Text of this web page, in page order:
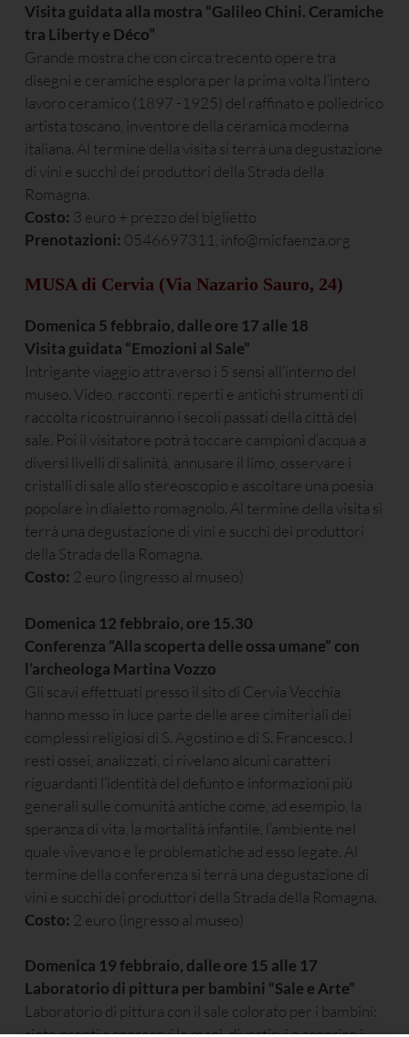
Visita guidata alla mostra “Galileo Chini. Ceramiche
tra Liberty e Déco”
Grande mostra che con circa trecento opere tra
disegni e ceramiche esplora per la prima volta l’intero
lavoro ceramico (1897 -1925) del raffinato e poliedrico
artista toscano, inventore della ceramica moderna
italiana. Al termine della visita si terrà una degustazione
di vini e succhi dei produttori della Strada della
Romagna.
Costo: 3 euro + prezzo del biglietto
Prenotazioni: 0546697311, info@micfaenza.org
MUSA di Cervia (Via Nazario Sauro, 24)
Domenica 5 febbraio, dalle ore 17 alle 18
Visita guidata “Emozioni al Sale”
Intrigante viaggio attraverso i 5 sensi all’interno del
museo. Video, racconti, reperti e antichi strumenti di
raccolta ricostruiranno i secoli passati della città del
sale. Poi il visitatore potrà toccare campioni d’acqua a
diversi livelli di salinità, annusare il limo, osservare i
cristalli di sale allo stereoscopio e ascoltare una poesia
popolare in dialetto romagnolo. Al termine della visita si
terrà una degustazione di vini e succhi dei produttori
della Strada della Romagna.
Costo: 2 euro (ingresso al museo)
Domenica 12 febbraio, ore 15.30
Conferenza “Alla scoperta delle ossa umane” con
l’archeologa Martina Vozzo
Gli scavi effettuati presso il sito di Cervia Vecchia
hanno messo in luce parte delle aree cimiteriali dei
complessi religiosi di S. Agostino e di S. Francesco. I
resti ossei, analizzati, ci rivelano alcuni caratteri
riguardanti l’identità del defunto e informazioni più
generali sulle comunità antiche come, ad esempio, la
speranza di vita, la mortalità infantile, l’ambiente nel
quale vivevano e le problematiche ad esso legate. Al
termine della conferenza si terrà una degustazione di
vini e succhi dei produttori della Strada della Romagna.
Costo: 2 euro (ingresso al museo)
Domenica 19 febbraio, dalle ore 15 alle 17
Laboratorio di pittura per bambini “Sale e Arte”
Laboratorio di pittura con il sale colorato per i bambini: